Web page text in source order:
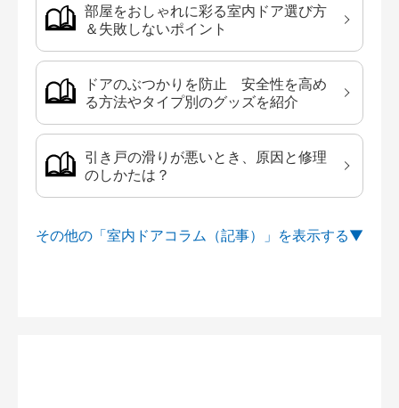
部屋をおしゃれに彩る室内ドア選び方
＆失敗しないポイント
ドアのぶつかりを防止 安全性を高め
る方法やタイプ別のグッズを紹介
引き戸の滑りが悪いとき、原因と修理
のしかたは？
その他の「室内ドアコラム（記事）」を